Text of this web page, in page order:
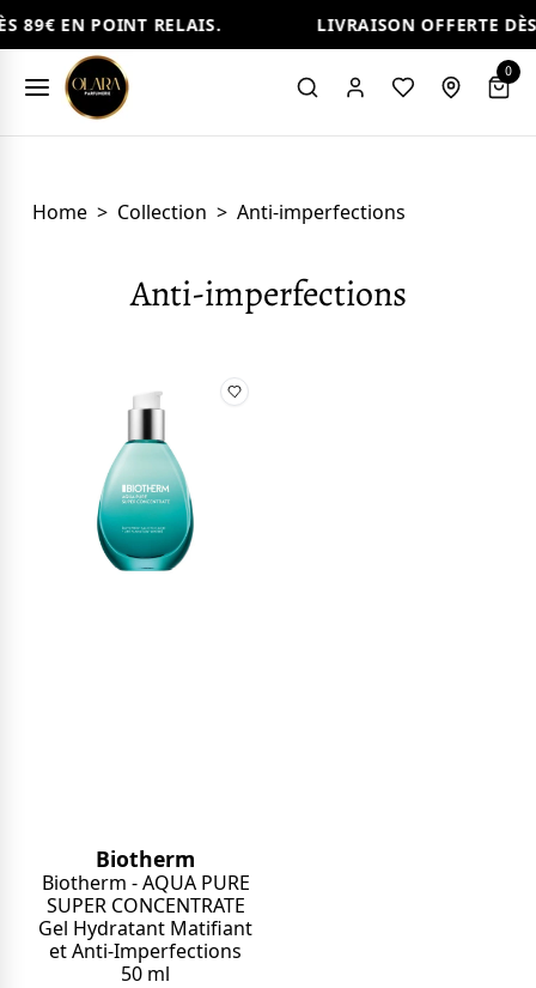
89€ EN POINT RELAIS. LIVRAISON OFFERTE
0
Home > Collection > Anti-imperfections
Anti-imperfections
Biotherm
Biotherm - AQUA PURE
SUPER CONCENTRATE
Gel Hydratant Matifiant
et Anti-Imperfections
50 ml